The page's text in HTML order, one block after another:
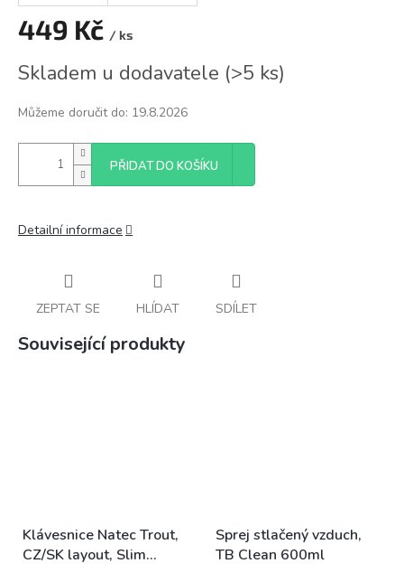
449 Kč / ks
cena:
Skladem u dodavatele (>5 ks)
Můžeme doručit do: 19.8.2026
PŘIDAT DO KOŠÍKU
Detailní informace
ZEPTAT SE HLÍDAT SDÍLET
Související produkty
Klávesnice Natec Trout,
CZ/SK layout, Slim
Sprej stlačený vzduch,
TB Clean 600ml